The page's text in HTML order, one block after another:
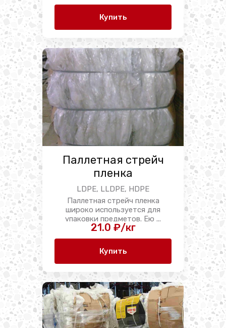
Купить
Паллетная стрейч
пленка
LDPE, LLDPE, HDPE
Паллетная стрейч пленка
широко используется для
упаковки предметов. Ею ...
21.0 ₽/кг
Купить